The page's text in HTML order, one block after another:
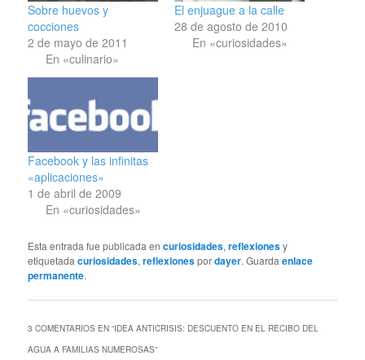
Sobre huevos y
cocciones
2 de mayo de 2011
En «culinario»
El enjuague a la calle
28 de agosto de 2010
En «curiosidades»
Facebook y las infinitas
«aplicaciones»
1 de abril de 2009
En «curiosidades»
Esta entrada fue publicada encuriosidades,reflexionesy
etiquetadacuriosidades,reflexionespordayer. Guardaenlace
permanente.
3 COMENTARIOS EN “IDEA ANTICRISIS: DESCUENTO EN EL RECIBO DEL
AGUA A FAMILIAS NUMEROSAS”